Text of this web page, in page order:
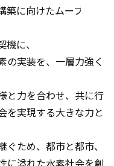
築に向けたムーブメン
機に、強い覚悟の下、
の実装を、一層力強く
と力を合わせ、共に行
を実現する大きな力と
ため、都市と都市、
に溢れた水素社会を創